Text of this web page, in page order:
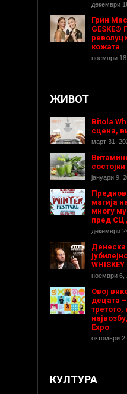
декември
Грин
GESKE®
кожата
ноември
ЖИВОТ
Bitola
сцена,
март 31,
состојки
јануари 9,
магија
многу
пред СЦ
декември
Денеска
WHISKEY
ноември 6,
Овој
децата
третото,
Expo
октомври
КУЛТУРА